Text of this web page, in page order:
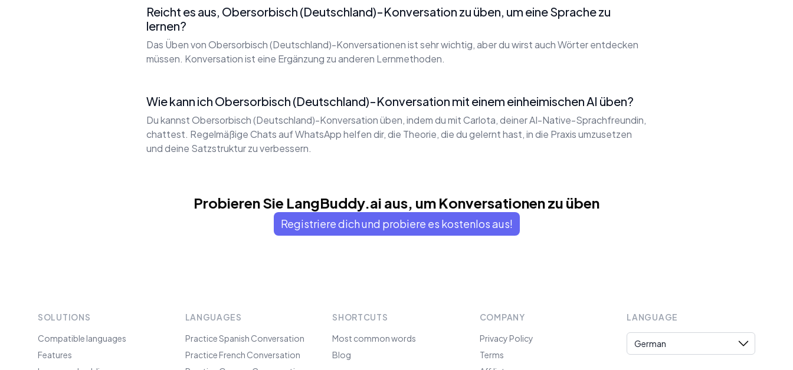
Reicht es aus, Obersorbisch (Deutschland)-Konversation zu üben, um eine Sprache zu
lernen?
Das Üben von Obersorbisch (Deutschland)-Konversationen ist sehr wichtig, aber du wirst auch Wörter entdecken
müssen. Konversation ist eine Ergänzung zu anderen Lernmethoden.
Wie kann ich Obersorbisch (Deutschland)-Konversation mit einem einheimischen AI üben?
Du kannst Obersorbisch (Deutschland)-Konversation üben, indem du mit Carlota, deiner AI-Native-Sprachfreundin,
chattest. Regelmäßige Chats auf WhatsApp helfen dir, die Theorie, die du gelernt hast, in die Praxis umzusetzen
und deine Satzstruktur zu verbessern.
Probieren Sie LangBuddy.ai aus, um Konversationen zu üben
Registriere dich und probiere es kostenlos aus!
SOLUTIONS
Compatible languages
Features
LANGUAGES
Practice Spanish Conversation
Practice French Conversation
SHORTCUTS
Most common words
Blog
COMPANY
Privacy Policy
Terms
LANGUAGE
Language